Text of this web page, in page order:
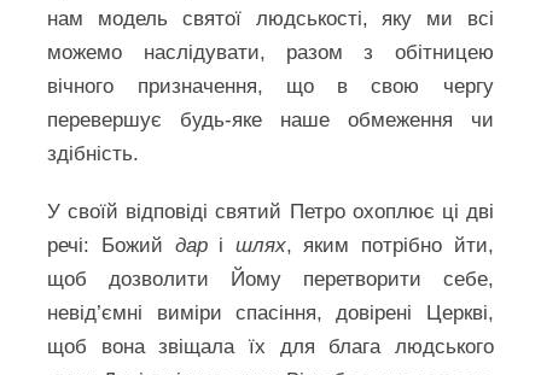
нам модель святої людськості, яку ми всі
можемо наслідувати, разом з обітницею
вічного призначення, що в свою чергу
перевершує будь-яке наше обмеження чи
здібність.
У своїй відповіді святий Петро охоплює ці дві
речі: Божий дарі шлях, яким потрібно йти,
щоб дозволити Йому перетворити себе,
невід’ємні виміри спасіння, довірені Церкві,
щоб вона звіщала їх для блага людського